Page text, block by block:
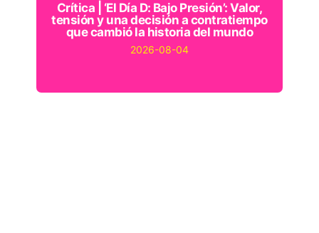
Crítica | ‘El Día D: Bajo Presión’: Valor,
tensión y una decisión a contratiempo
que cambió la historia del mundo
2026-08-04